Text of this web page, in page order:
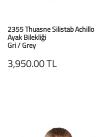
2355 Thuasne Silistab Achillo
Ayak Bilekliği
Gri / Grey
3,950.00 TL